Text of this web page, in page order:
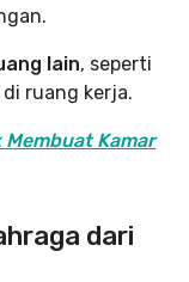
lain, seperti
ruang kerja.
Kamar
dari